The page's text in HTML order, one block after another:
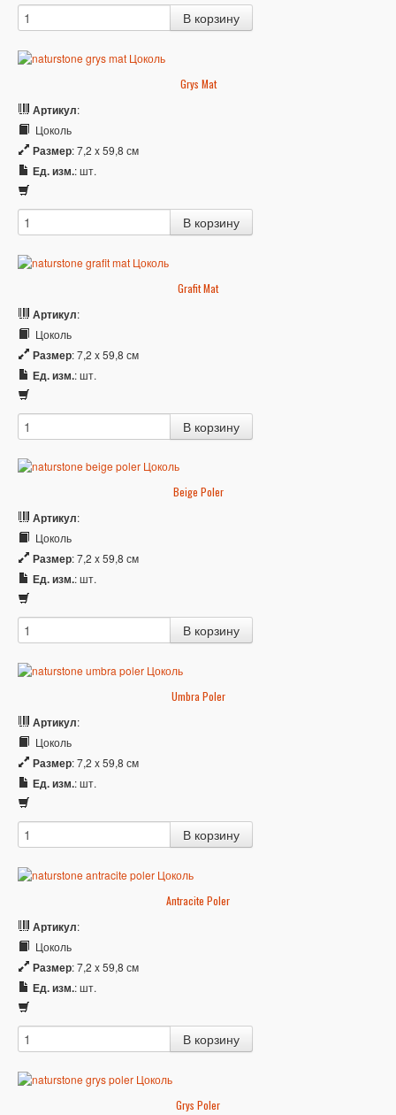
Grys Mat
Артикул:
Цоколь
Размер: 7,2 x 59,8 см
Ед. изм.: шт.
Grafit Mat
Артикул:
Цоколь
Размер: 7,2 x 59,8 см
Ед. изм.: шт.
Beige Poler
Артикул:
Цоколь
Размер: 7,2 x 59,8 см
Ед. изм.: шт.
Umbra Poler
Артикул:
Цоколь
Размер: 7,2 x 59,8 см
Ед. изм.: шт.
Antracite Poler
Артикул:
Цоколь
Размер: 7,2 x 59,8 см
Ед. изм.: шт.
Grys Poler